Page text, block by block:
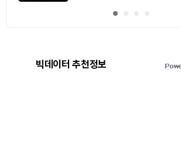
빅데이터 추천정보